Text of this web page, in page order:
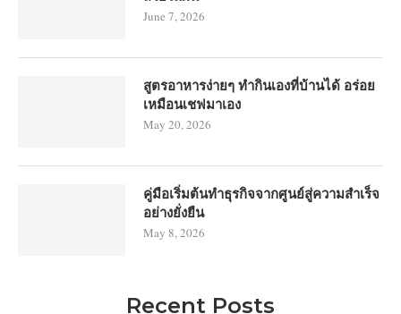
June 7, 2026
สูตรอาหารง่ายๆ ทำกินเองที่บ้านได้ อร่อย
เหมือนเชฟมาเอง
May 20, 2026
คู่มือเริ่มต้นทำธุรกิจจากศูนย์สู่ความสำเร็จ
อย่างยั่งยืน
May 8, 2026
Recent Posts